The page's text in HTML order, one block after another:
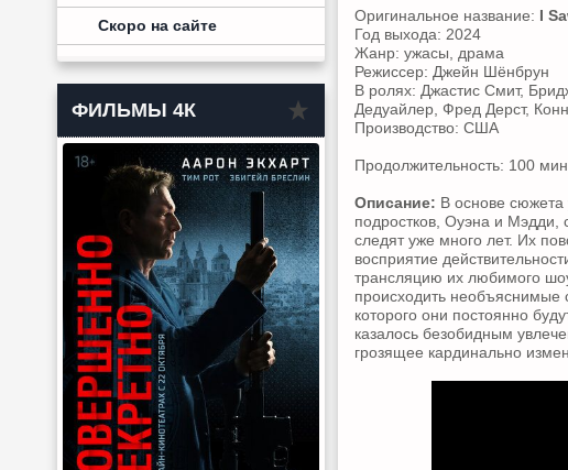
Скоро на сайте
ФИЛЬМЫ 4К
Оригинальное название: I
Год выхода: 2024
Жанр: ужасы, драма
Режиссер: Джейн Шёнбрун
В ролях: Джастис Смит,
Дедуайлер, Фред Дерст,
Производство: США
Продолжительность: 100
Описание: В основе
подростков, Оуэна и Мэдди,
следят уже много лет. Их
восприятие
трансляцию их любимого
происходить необъяснимые
которого они постоянно
казалось безобидным
грозящее кардинально